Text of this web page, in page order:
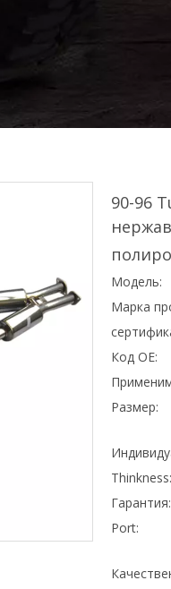
90-96
Модель:
Марка
Код OE:
Размер:
Thinkness:
Гарантия:
Port: